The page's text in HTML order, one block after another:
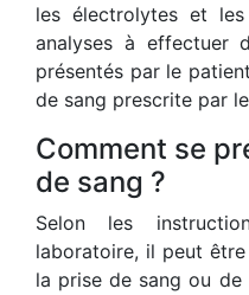
les électrolytes et les
analyses à effectuer
présentés par le
de sang prescrite par
Comment se
de sang ?
Selon les
laboratoire, il peut
la prise de sang ou de